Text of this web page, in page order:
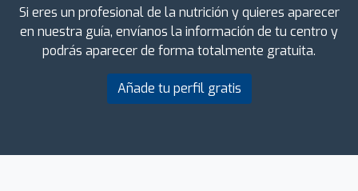
Si eres un profesional de la nutrición y quieres aparecer
en nuestra guía, envíanos la información de tu centro y
podrás aparecer de forma totalmente gratuita.
Añade tu perfil gratis